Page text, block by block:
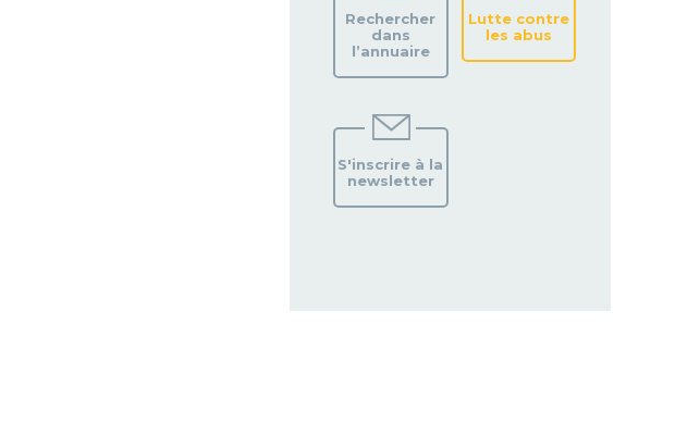
Rechercher
dans
l’annuaire
Lutte contre
les abus
S'inscrire à la
newsletter